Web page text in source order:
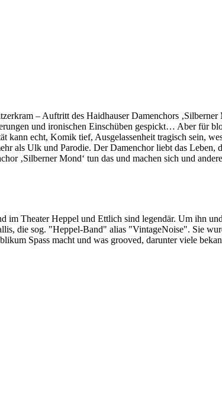
– Auftritt des Haidhauser Damenchors
und ironischen Einschüben gespickt… Aber für
kann echt, Komik tief, Ausgelassenheit tragisch sein,
als Ulk und Parodie. Der Damenchor liebt das
‚Silberner Mond‘ tun das und machen sich und
im Theater Heppel und Ettlich sind legendär. Um ihn
die sog. "Heppel-Band" alias "VintageNoise". Sie
Spass macht und was grooved, darunter viele